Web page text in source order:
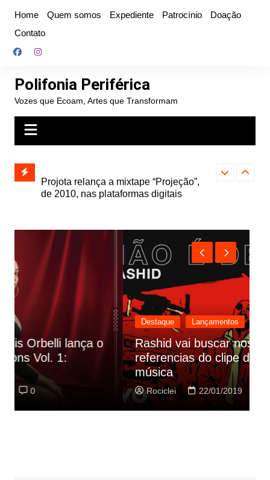
conteúdo
Home Quem somos Expediente Patrocínio
Doação
Contato
Polifonia Periférica
Vozes que Ecoam, Artes que Transformam
e abre
autoral,
de 2010, nas plataformas digitais
Farofa
Destaque Lançamentos
Rashid vai buscar nos HQs as
referencias do clipe de sua nova
música
Rociclei 22/01/2019 0